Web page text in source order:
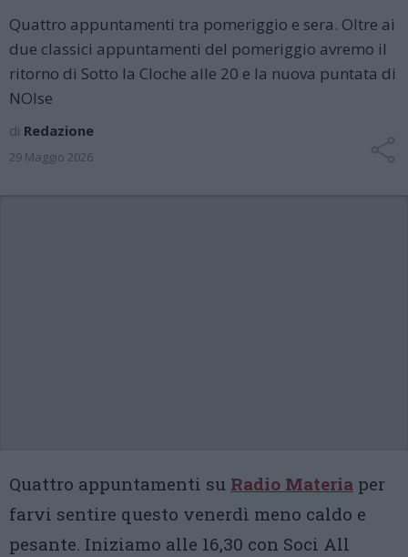
Quattro appuntamenti tra pomeriggio e sera. Oltre ai
due classici appuntamenti del pomeriggio avremo il
ritorno di Sotto la Cloche alle 20 e la nuova puntata di
NOIse
di Redazione
29 Maggio 2026
Quattro appuntamenti su Radio Materia per
farvi sentire questo venerdì meno caldo e
pesante. Iniziamo alle 16,30 con Soci All